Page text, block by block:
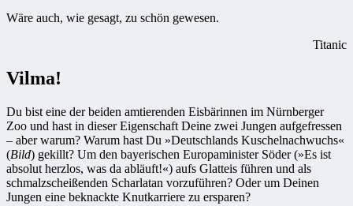
Wäre auch, wie gesagt, zu schön gewesen.
Titanic
Vilma!
Du bist eine der beiden amtierenden Eisbärinnen im Nürnberger
Zoo und hast in dieser Eigenschaft ­Deine zwei Jungen aufgefressen
– aber ­warum? Warum hast Du »Deutschlands Kuschelnachwuchs«
(Bild) gekillt? Um den bayerischen Europa­minister Söder (»Es ist
absolut herzlos, was da abläuft!«) aufs Glatteis führen und als
schmalzscheißenden Scharlatan vorzuführen? Oder um Deinen
Jungen eine beknackte Knutkarriere zu ersparen?